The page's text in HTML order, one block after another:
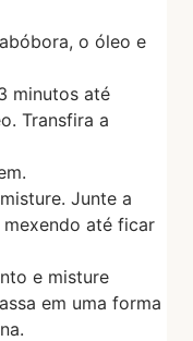
o óleo e
minutos até
Transfira a
Junte a
até ficar
e misture
em uma forma